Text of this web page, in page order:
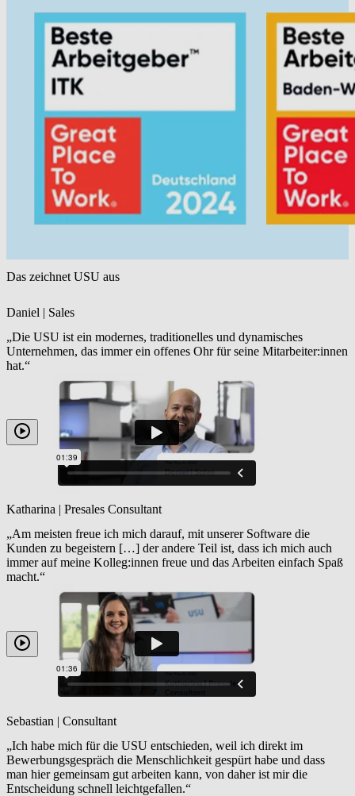
Das zeichnet USU aus
Daniel | Sales
„Die USU ist ein modernes, traditionelles und dynamisches
Unternehmen, das immer ein offenes Ohr für seine Mitarbeiter:innen
hat.“
Katharina | Presales Consultant
„Am meisten freue ich mich darauf, mit unserer Software die
Kunden zu begeistern […] der andere Teil ist, dass ich mich auch
immer auf meine Kolleg:innen freue und das Arbeiten einfach Spaß
macht.“
Sebastian | Consultant
„Ich habe mich für die USU entschieden, weil ich direkt im
Bewerbungsgespräch die Menschlichkeit gespürt habe und dass
man hier gemeinsam gut arbeiten kann, von daher ist mir die
Entscheidung schnell leichtgefallen.“